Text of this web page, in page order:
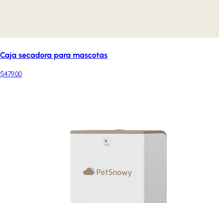
Caja secadora para mascotas
$479.00